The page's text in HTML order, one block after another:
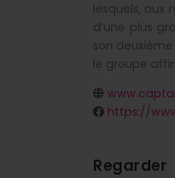
lesquels, aux
d’une plus
son
le groupe
https://
Regarder